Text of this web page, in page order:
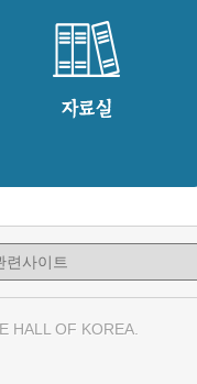
HALL OF KOREA.